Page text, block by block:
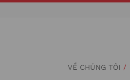
VỀ CHÚNG TÔI